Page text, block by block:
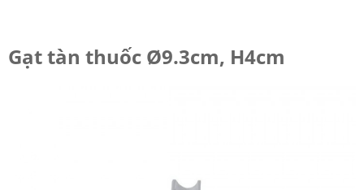
Gạt tàn thuốc Ø9.3cm, H4cm